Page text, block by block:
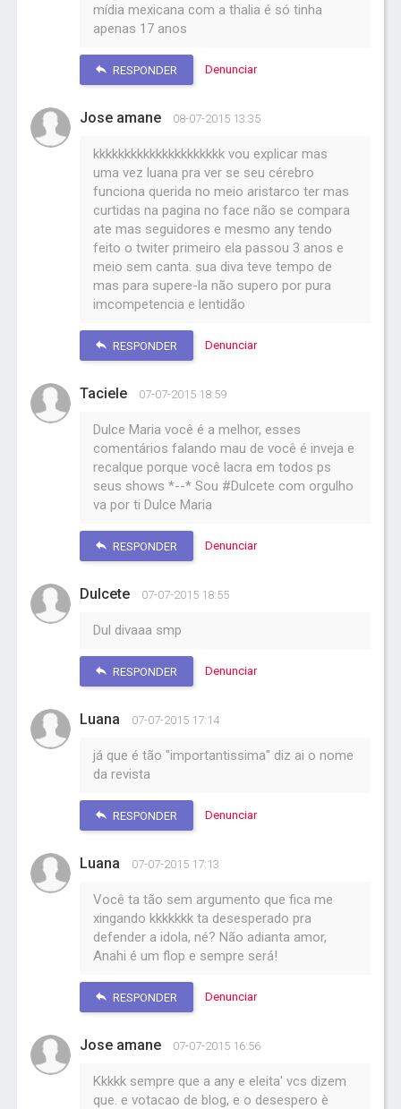
mídia mexicana com a thalia é só tinha
apenas 17 anos
RESPONDER Denunciar
Jose amane 08-07-2015 13:35
kkkkkkkkkkkkkkkkkkkkk vou explicar mas
uma vez luana pra ver se seu cérebro
funciona querida no meio aristarco ter mas
curtidas na pagina no face não se compara
ate mas seguidores e mesmo any tendo
feito o twiter primeiro ela passou 3 anos e
meio sem canta. sua diva teve tempo de
mas para supere-la não supero por pura
imcompetencia e lentidão
RESPONDER Denunciar
Taciele 07-07-2015 18:59
Dulce Maria você é a melhor, esses
comentários falando mau de você é inveja e
recalque porque você lacra em todos ps
seus shows *--* Sou #Dulcete com orgulho
va por ti Dulce Maria
RESPONDER Denunciar
Dulcete 07-07-2015 18:55
Dul divaaa smp
RESPONDER Denunciar
Luana 07-07-2015 17:14
já que é tão "importantissima" diz ai o nome
da revista
RESPONDER Denunciar
Luana 07-07-2015 17:13
Você ta tão sem argumento que fica me
xingando kkkkkkk ta desesperado pra
defender a idola, né? Não adianta amor,
Anahi é um flop e sempre será!
RESPONDER Denunciar
Jose amane 07-07-2015 16:56
Kkkkk sempre que a any e eleita' vcs dizem
que. e votacao de blog, e o desespero è